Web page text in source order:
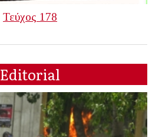
Τεύχος 178
Editorial